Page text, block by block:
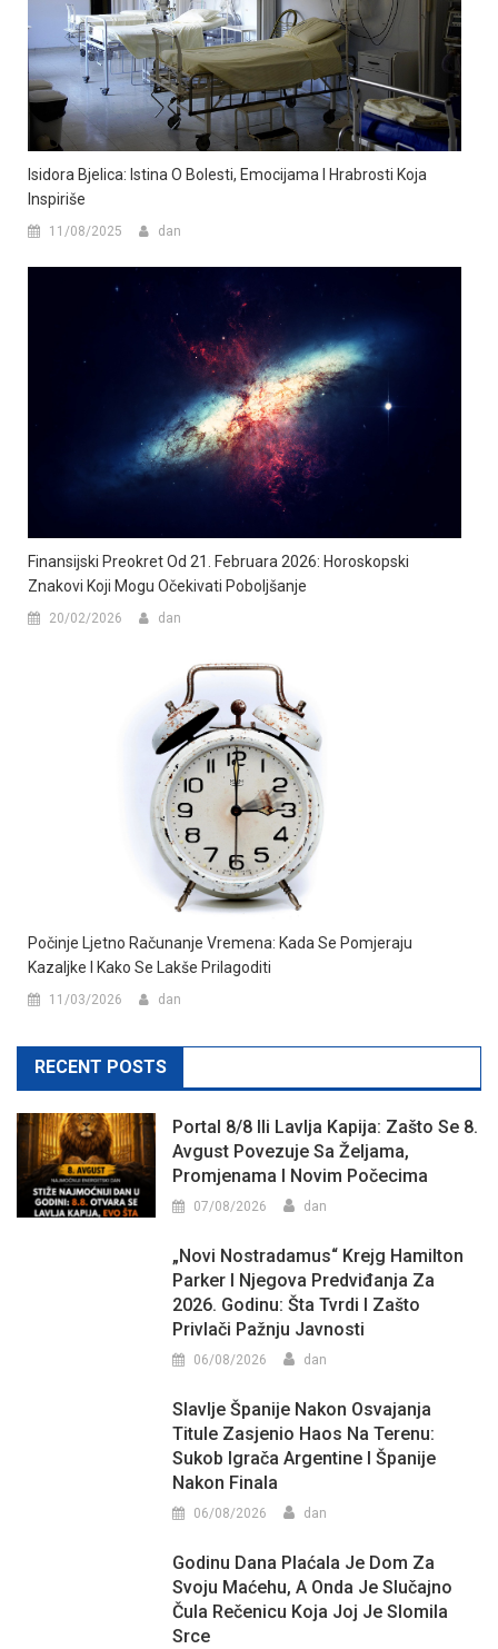
Isidora Bjelica: Istina O Bolesti, Emocijama I Hrabrosti Koja
Inspiriše
11/08/2025 dan
Finansijski Preokret Od 21. Februara 2026: Horoskopski
Znakovi Koji Mogu Očekivati Poboljšanje
20/02/2026 dan
Počinje Ljetno Računanje Vremena: Kada Se Pomjeraju
Kazaljke I Kako Se Lakše Prilagoditi
11/03/2026 dan
RECENT POSTS
Portal 8/8 Ili Lavlja Kapija: Zašto Se 8.
Avgust Povezuje Sa Željama,
Promjenama I Novim Počecima
07/08/2026 dan
„Novi Nostradamus“ Krejg Hamilton
Parker I Njegova Predviđanja Za
2026. Godinu: Šta Tvrdi I Zašto
Privlači Pažnju Javnosti
06/08/2026 dan
Slavlje Španije Nakon Osvajanja
Titule Zasjenio Haos Na Terenu:
Sukob Igrača Argentine I Španije
Nakon Finala
06/08/2026 dan
Godinu Dana Plaćala Je Dom Za
Svoju Maćehu, A Onda Je Slučajno
Čula Rečenicu Koja Joj Je Slomila
Srce